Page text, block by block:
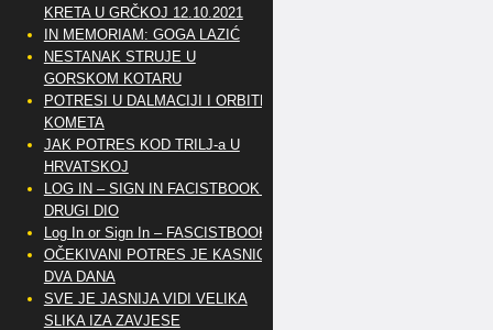
KRETA U GRČKOJ 12.10.2021
IN MEMORIAM: GOGA LAZIĆ
NESTANAK STRUJE U
GORSKOM KOTARU
POTRESI U DALMACIJI I ORBITE
KOMETA
JAK POTRES KOD TRILJ-a U
HRVATSKOJ
LOG IN – SIGN IN FACISTBOOK –
DRUGI DIO
Log In or Sign In – FASCISTBOOK
OČEKIVANI POTRES JE KASNIO
DVA DANA
SVE JE JASNIJA VIDI VELIKA
SLIKA IZA ZAVJESE